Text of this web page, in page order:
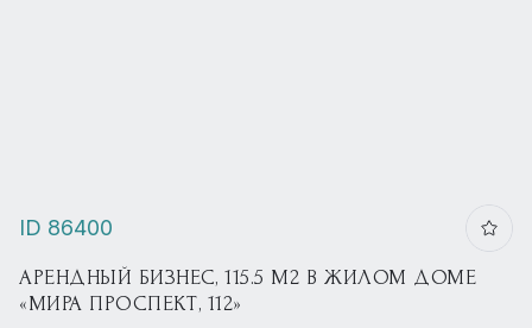
ID 86400
АРЕНДНЫЙ БИЗНЕС, 115.5 М2 В ЖИЛОМ ДОМЕ
«МИРА ПРОСПЕКТ, 112»